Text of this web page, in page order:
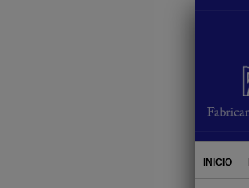
INICIO